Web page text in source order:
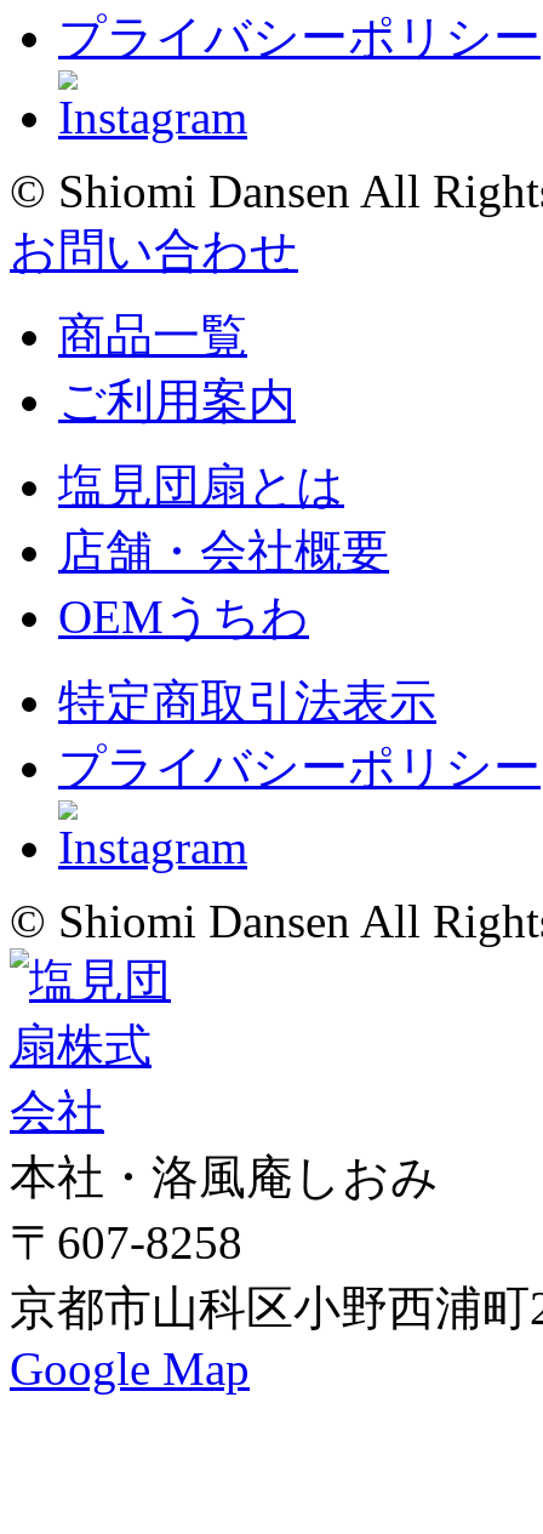
プライバシーポリシー
© Shiomi Dansen All
お問い合わせ
商品一覧
ご利用案内
塩見団扇とは
店舗・会社概要
OEMうちわ
特定商取引法表示
プライバシーポリシー
© Shiomi Dansen All
本社・洛風庵しおみ
〒607-8258
京都市山科区小野西浦町
Google Map